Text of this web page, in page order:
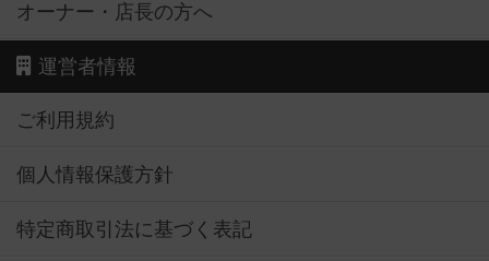
オーナー・店長の方へ
運営者情報
ご利用規約
個人情報保護方針
特定商取引法に基づく表記